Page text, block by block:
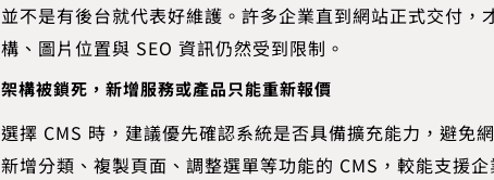
並不是有後台就代表好維護。許多企業直到網站正式交付，
構、圖片位置與 SEO 資訊仍然受到限制。
架構被鎖死，新增服務或產品只能重新報價
選擇 CMS 時，建議優先確認系統是否具備擴充能力，避免
新增分類、複製頁面、調整選單等功能的 CMS，較能支援企